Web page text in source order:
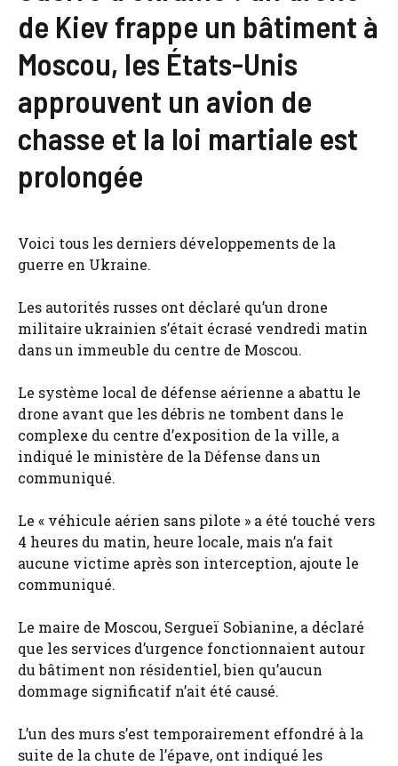
de Kiev frappe un bâtiment à
Moscou, les États-Unis
approuvent un avion de
chasse et la loi martiale est
prolongée
Voici tous les derniers développements de la
guerre en Ukraine.
Les autorités russes ont déclaré qu’un drone
militaire ukrainien s’était écrasé vendredi matin
dans un immeuble du centre de Moscou.
Le système local de défense aérienne a abattu le
drone avant que les débris ne tombent dans le
complexe du centre d’exposition de la ville, a
indiqué le ministère de la Défense dans un
communiqué.
Le « véhicule aérien sans pilote » a été touché vers
4 heures du matin, heure locale, mais n’a fait
aucune victime après son interception, ajoute le
communiqué.
Le maire de Moscou, Sergueï Sobianine, a déclaré
que les services d’urgence fonctionnaient autour
du bâtiment non résidentiel, bien qu’aucun
dommage significatif n’ait été causé.
L’un des murs s’est temporairement effondré à la
suite de la chute de l’épave, ont indiqué les